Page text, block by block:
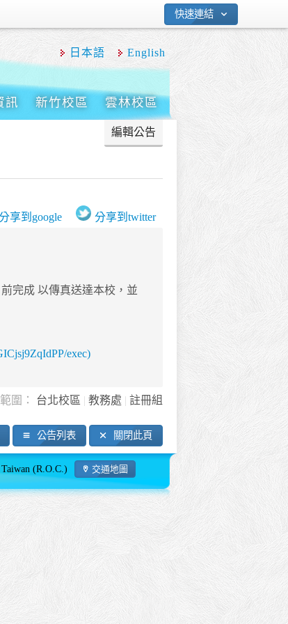
快速連結
日本語 English
訊 新竹校區 雲林校區
完成 以傳真送達本校，並
exec)
台北校區 教務處 註冊組
公告列表 關閉此頁
(R.O.C.) 交通地圖